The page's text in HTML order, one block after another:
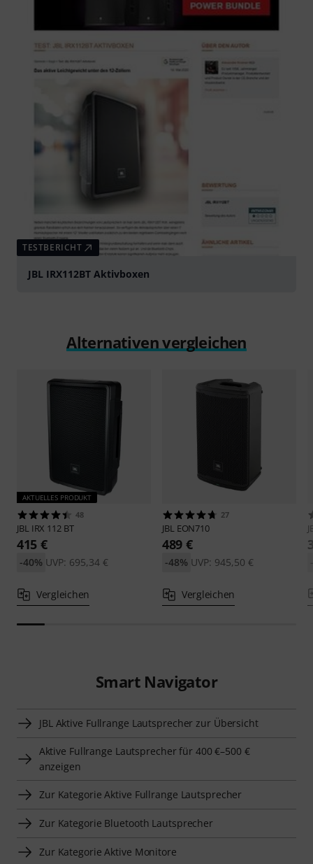
TESTBERICHT
JBL IRX112BT Aktivboxen
Alternativen vergleichen
AKTUELLES PRODUKT
48
JBL IRX 112 BT
415 €
UVP: 695,34 €
-40%
Vergleichen
27
JBL EON710
489 €
UVP: 945,50 €
-48%
Vergleichen
Smart Navigator
JBL Aktive Fullrange Lautsprecher zur Übersicht
Aktive Fullrange Lautsprecher für 400 €–500 €
anzeigen
Zur Kategorie Aktive Fullrange Lautsprecher
Zur Kategorie Bluetooth Lautsprecher
Zur Kategorie Aktive Monitore